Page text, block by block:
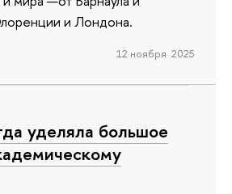
и Лондона.
12 ноября 2025
уделяла большое